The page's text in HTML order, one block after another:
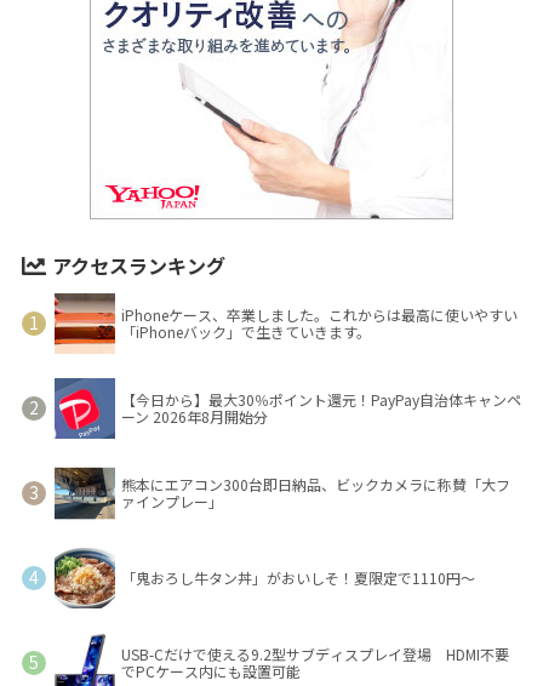
アクセスランキング
iPhoneケース、卒業しました。これからは最高に使いやすい
「iPhoneバック」で生きていきます。
【今日から】最大30％ポイント還元！PayPay自治体キャンペ
ーン 2026年8月開始分
熊本にエアコン300台即日納品、ビックカメラに称賛「大フ
ァインプレー」
「鬼おろし牛タン丼」がおいしそ！夏限定で1110円～
USB-Cだけで使える9.2型サブディスプレイ登場 HDMI不要
でPCケース内にも設置可能